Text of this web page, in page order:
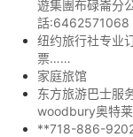
遊集團布碌崙
話:6462571068
纽约旅行社专业
票……
家庭旅馆
东方旅游巴士服
woodbury奥特
**718-886-